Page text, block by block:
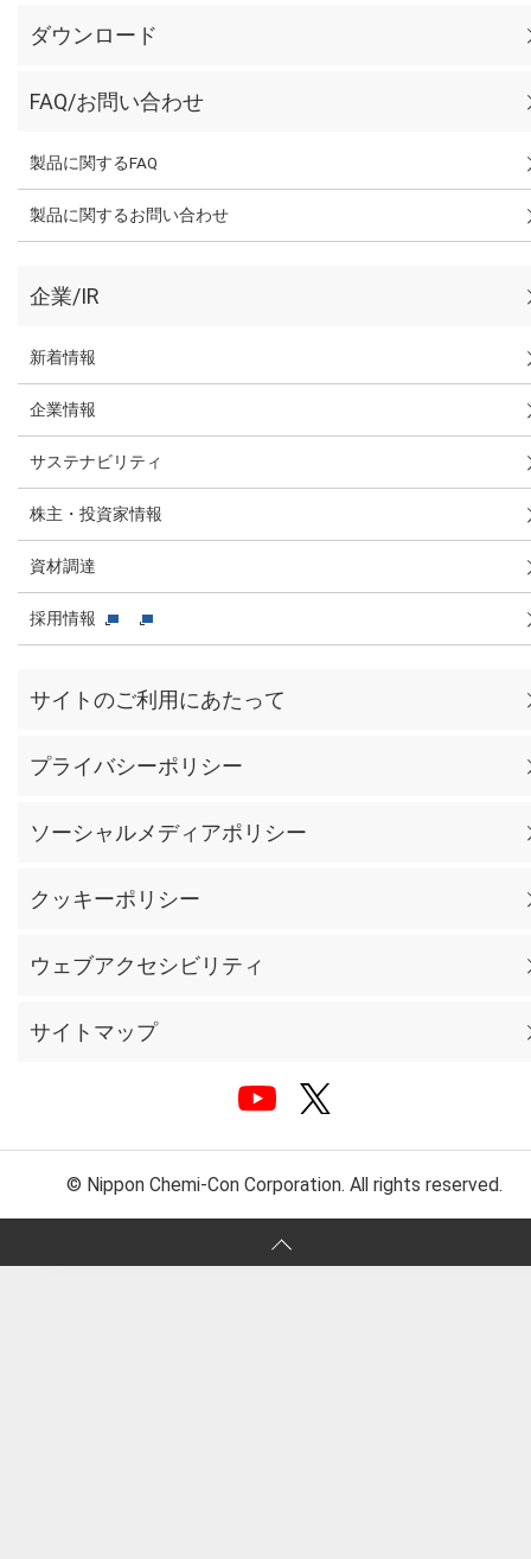
ダウンロード
FAQ/お問い合わせ
製品に関するFAQ
製品に関するお問い合わせ
企業/IR
新着情報
企業情報
サステナビリティ
株主・投資家情報
資材調達
採用情報
サイトのご利用にあたって
プライバシーポリシー
ソーシャルメディアポリシー
クッキーポリシー
ウェブアクセシビリティ
サイトマップ
© Nippon Chemi-Con Corporation. All rights reserved.